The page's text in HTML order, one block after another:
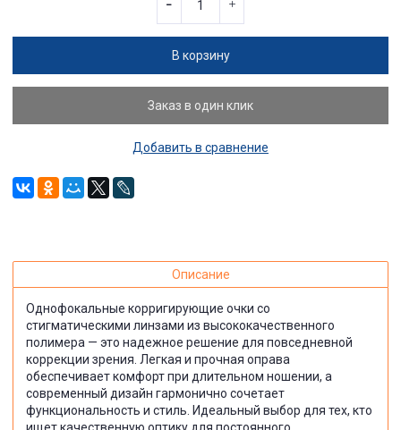
В корзину
Заказ в один клик
Добавить в сравнение
Описание
Однофокальные корригирующие очки со
стигматическими линзами из высококачественного
полимера — это надежное решение для повседневной
коррекции зрения. Легкая и прочная оправа
обеспечивает комфорт при длительном ношении, а
современный дизайн гармонично сочетает
функциональность и стиль. Идеальный выбор для тех, кто